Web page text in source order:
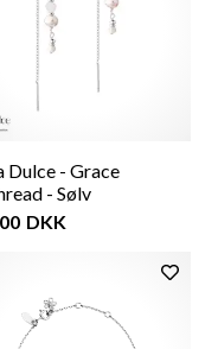
Dulce - Grace
- Sølv
DKK